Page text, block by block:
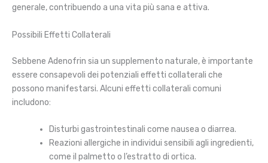
generale, contribuendo a una vita più sana e attiva.
Possibili Effetti Collaterali
Sebbene Adenofrin sia un supplemento naturale, è importante
essere consapevoli dei potenziali effetti collaterali che
possono manifestarsi. Alcuni effetti collaterali comuni
includono:
Disturbi gastrointestinali come nausea o diarrea.
Reazioni allergiche in individui sensibili agli ingredienti,
come il palmetto o l’estratto di ortica.